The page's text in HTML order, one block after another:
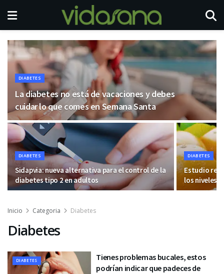
DIABETES
La diabetes no está de vacaciones y debes
cuidar lo que comes en Semana Santa
DIABETES
Sidapvia: nueva alternativa para el control de la
diabetes tipo 2 en adultos
DIABETES
Estudio
los niveles
Inicio Categoria Diabetes
Diabetes
DIABETES
Tienes problemas bucales, estos
podrían indicar que padeces de